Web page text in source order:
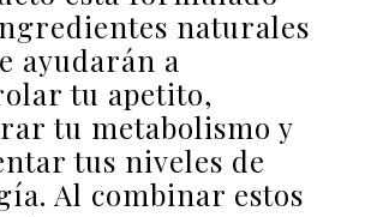
naturales
ayudarán a
tu apetito,
tu metabolismo y
tus niveles de
Al combinar estos